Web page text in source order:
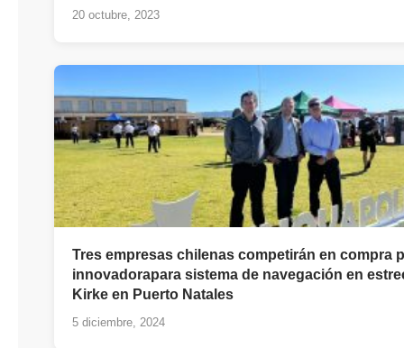
20 octubre, 2023
Tres empresas chilenas competirán en compra
innovadorapara sistema de navegación en
Kirke en Puerto Natales
5 diciembre, 2024